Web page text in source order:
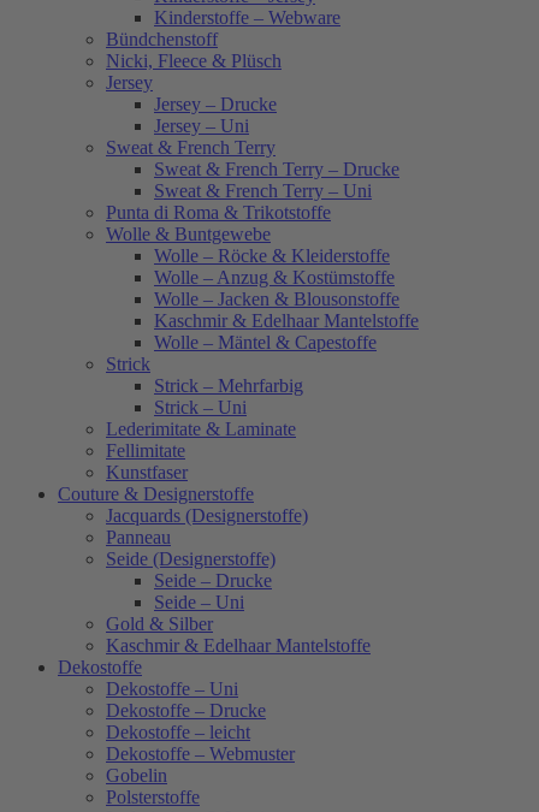
Kinderstoffe – Webware
Bündchenstoff
Nicki, Fleece & Plüsch
Jersey
Jersey – Drucke
Jersey – Uni
Sweat & French Terry
Sweat & French Terry – Drucke
Sweat & French Terry – Uni
Punta di Roma & Trikotstoffe
Wolle & Buntgewebe
Wolle – Röcke & Kleiderstoffe
Wolle – Anzug & Kostümstoffe
Wolle – Jacken & Blousonstoffe
Kaschmir & Edelhaar Mantelstoffe
Wolle – Mäntel & Capestoffe
Strick
Strick – Mehrfarbig
Strick – Uni
Lederimitate & Laminate
Fellimitate
Kunstfaser
Couture & Designerstoffe
Jacquards (Designerstoffe)
Panneau
Seide (Designerstoffe)
Seide – Drucke
Seide – Uni
Gold & Silber
Kaschmir & Edelhaar Mantelstoffe
Dekostoffe
Dekostoffe – Uni
Dekostoffe – Drucke
Dekostoffe – leicht
Dekostoffe – Webmuster
Gobelin
Polsterstoffe